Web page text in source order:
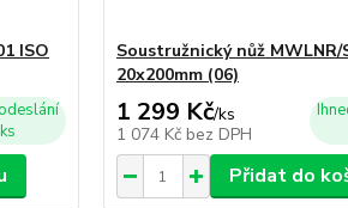
ISO
Soustružnický nůž MWLNR/
20x200mm (06)
1 299 Kč/ks
1 074 Kč bez DPH
Přidat do